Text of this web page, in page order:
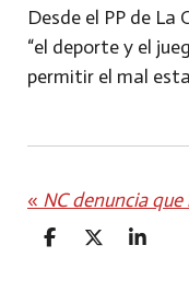
Desde el PP de
“el deporte y el
permitir el mal
«
C
C
C